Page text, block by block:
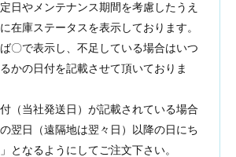
日やメンテナンス期間を考慮したうえ
在庫ステータスを表示しております。
〇で表示し、不足している場合はいつ
かの日付を記載させて頂いておりま
（当社発送日）が記載されている場合
翌日（遠隔地は翌々日）以降の日にち
となるようにしてご注文下さい。